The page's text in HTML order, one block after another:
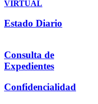
VIRTUAL
Estado Diario
Consulta de
Expedientes
Confidencialidad